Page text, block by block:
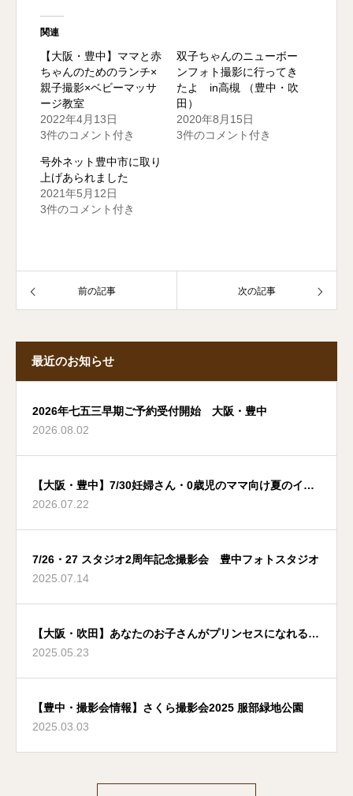
関連
【大阪・豊中】ママと赤
ちゃんのためのランチ×
親子撮影×ベビーマッサ
ージ教室
2022年4月13日
3件のコメント付き
双子ちゃんのニューボー
ンフォト撮影に行ってき
たよ in高槻 （豊中・吹
田）
2020年8月15日
3件のコメント付き
号外ネット豊中市に取り
上げあられました
2021年5月12日
3件のコメント付き
前の記事 次の記事
最近のお知らせ
2026年七五三早期ご予約受付開始 大阪・豊中
2026.08.02
【大阪・豊中】7/30妊婦さん・0歳児のママ向け夏のイベ
ント
2026.07.22
7/26・27 スタジオ2周年記念撮影会 豊中フォトスタジオ
2025.07.14
【大阪・吹田】あなたのお子さんがプリンセスになれる夢
のような場所
2025.05.23
【豊中・撮影会情報】さくら撮影会2025 服部緑地公園
2025.03.03